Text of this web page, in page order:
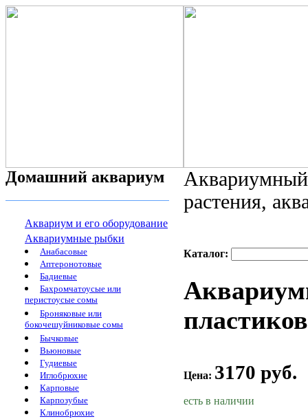
Домашний аквариум
Аквариум и его оборудование
Аквариумные рыбки
Анабасовые
Аптеронотовые
Бадиевые
Бахромчатоусые или
перистоусые сомы
Броняковые или
бокочешуйниковые сомы
Бычковые
Вьюновые
Гудиевые
Иглобрюхие
Карповые
Карпозубые
Клинобрюхие
растения,
Каталог:
Цена: 3170 руб.
есть в наличии